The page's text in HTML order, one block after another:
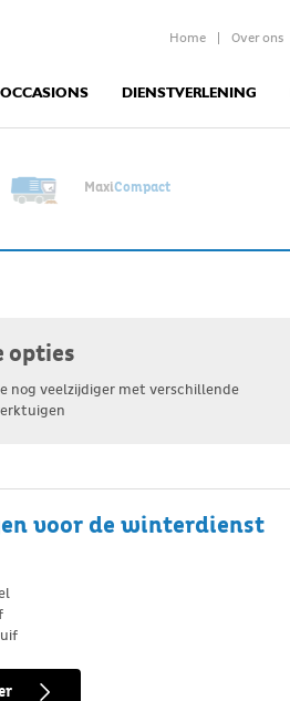
Home Over ons
OCCASIONS DIENSTVERLENING
MaxiCompact
opties
nog veelzijdiger met verschillende
voor de winterdienst